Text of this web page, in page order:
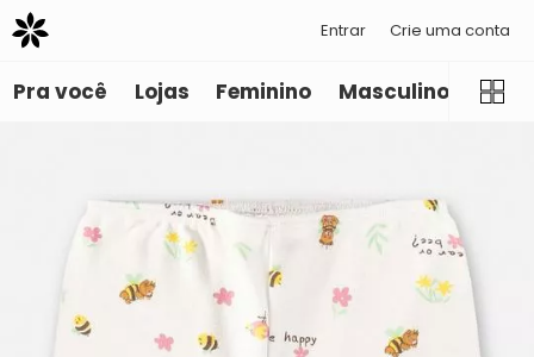
Entrar Crie uma conta
Pra você Lojas Feminino Masculino